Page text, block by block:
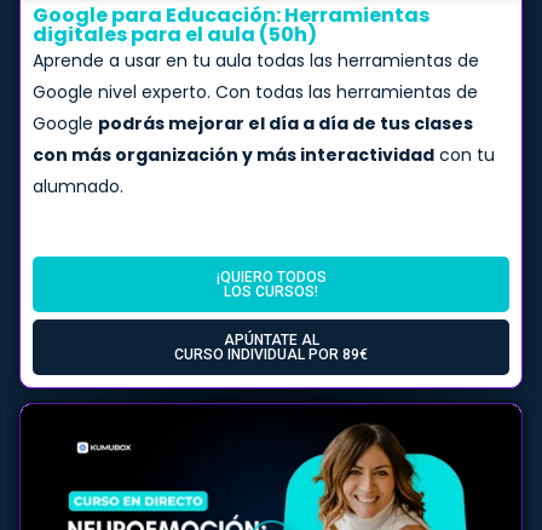
Google para Educación: Herramientas
digitales para el aula (50h)
Aprende a usar en tu aula todas las herramientas de
Google nivel experto. Con todas las herramientas de
Google podrás mejorar el día a día de tus clases
con más organización y más interactividad con tu
alumnado.
¡QUIERO TODOS
LOS CURSOS!
APÚNTATE AL
CURSO INDIVIDUAL POR 89€